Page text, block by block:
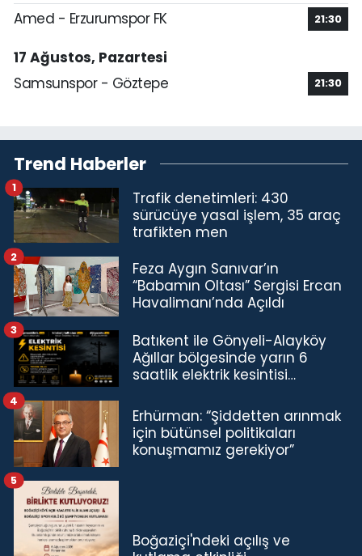
Amed - Erzurumspor FK 21:30
17 Ağustos, Pazartesi
Samsunspor - Göztepe
21:30
Trend Haberler
Trafik denetimleri: 430
sürücüye yasal işlem, 35 araç
trafikten men
1
Feza Aygın Sanıvar’ın
“Babamın Oltası” Sergisi Ercan
Havalimanı’nda Açıldı
2
Batıkent ile Gönyeli-Alayköy
Ağıllar bölgesinde yarın 6
saatlik elektrik kesintisi…
3
Erhürman: “Şiddetten arınmak
için bütünsel politikaları
konuşmamız gerekiyor”
4
Boğaziçi'ndeki açılış ve
5